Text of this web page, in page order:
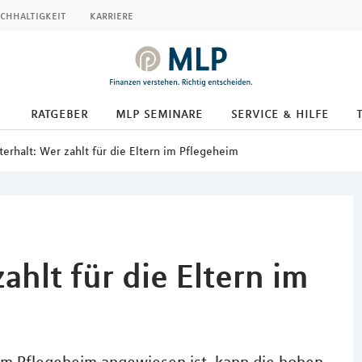
karriere
ratgeber mlp seminare service & hilfe
Wer zahlt für die Eltern im Pflegeheim
für die Eltern im